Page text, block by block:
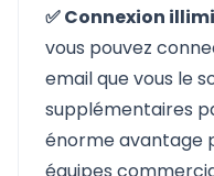
✅ Connexion
vous pouvez
email que vous le
supplémentaires
énorme avantage